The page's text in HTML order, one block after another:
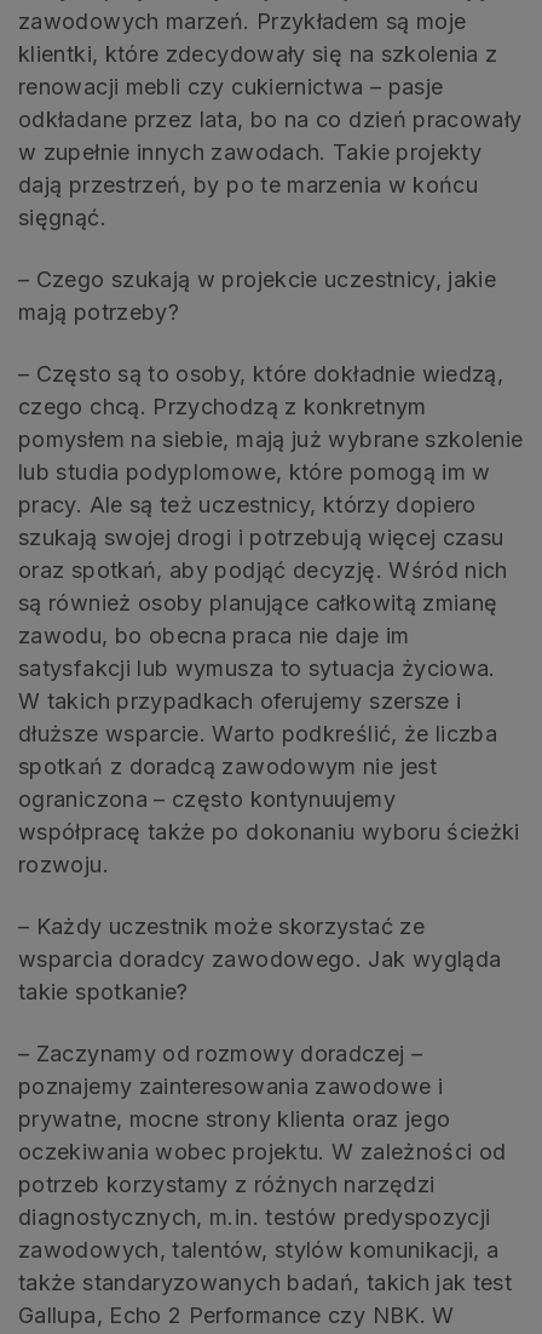
zawodowych marzeń. Przykładem są moje
klientki, które zdecydowały się na szkolenia z
renowacji mebli czy cukiernictwa – pasje
odkładane przez lata, bo na co dzień pracowały
w zupełnie innych zawodach. Takie projekty
dają przestrzeń, by po te marzenia w końcu
sięgnąć.
– Czego szukają w projekcie uczestnicy, jakie
mają potrzeby?
– Często są to osoby, które dokładnie wiedzą,
czego chcą. Przychodzą z konkretnym
pomysłem na siebie, mają już wybrane szkolenie
lub studia podyplomowe, które pomogą im w
pracy. Ale są też uczestnicy, którzy dopiero
szukają swojej drogi i potrzebują więcej czasu
oraz spotkań, aby podjąć decyzję. Wśród nich
są również osoby planujące całkowitą zmianę
zawodu, bo obecna praca nie daje im
satysfakcji lub wymusza to sytuacja życiowa.
W takich przypadkach oferujemy szersze i
dłuższe wsparcie. Warto podkreślić, że liczba
spotkań z doradcą zawodowym nie jest
ograniczona – często kontynuujemy
współpracę także po dokonaniu wyboru ścieżki
rozwoju.
– Każdy uczestnik może skorzystać ze
wsparcia doradcy zawodowego. Jak wygląda
takie spotkanie?
– Zaczynamy od rozmowy doradczej –
poznajemy zainteresowania zawodowe i
prywatne, mocne strony klienta oraz jego
oczekiwania wobec projektu. W zależności od
potrzeb korzystamy z różnych narzędzi
diagnostycznych, m.in. testów predyspozycji
zawodowych, talentów, stylów komunikacji, a
także standaryzowanych badań, takich jak test
Gallupa, Echo 2 Performance czy NBK. W